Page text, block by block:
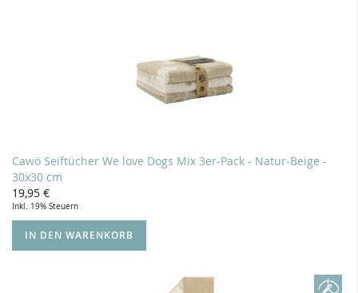
Cawö Seiftücher We love Dogs Mix 3er-Pack - Natur-Beige -
30x30 cm
19,95 €
Inkl. 19% Steuern
IN DEN WARENKORB